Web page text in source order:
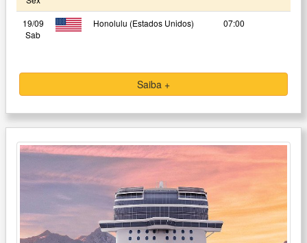
19/09
Sab
Honolulu (Estados Unidos) 07:00
Saiba +